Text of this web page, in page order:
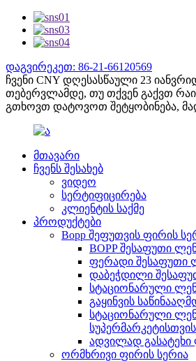
დაგვირეკეთ: 86-21-66120569
ჩვენი CNY დღესასწაული 23
თებერვლამდე, თუ თქვენ გაქვთ
გთხოვთ დატოვოთ შეტყობინება,
მთავარი
ჩვენს შესახებ
ვიდეო
სერტიფიცირება
კლიენტის საქმე
პროდუქტები
Bopp შეფუთვის ფირის
BOPP შესაფუთი
ფერადი შესაფუთი
დაბეჭდილი
სტაციონარული
გაყინვის
სტაციონარული
სუპერმარკეტისთვის
ადვილად გასატეხი
ორმხრივი ფირის სერია